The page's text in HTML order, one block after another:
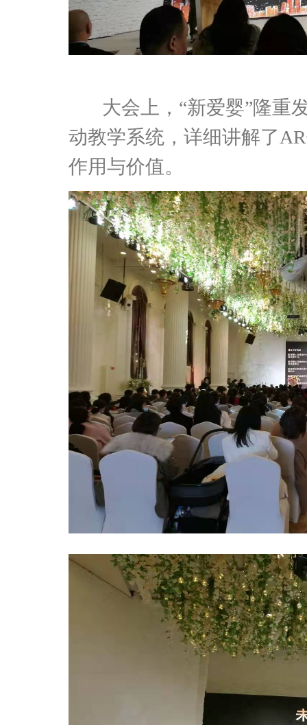
大会上，“新爱婴”隆重
动教学系统，详细讲解了
作用与价值。